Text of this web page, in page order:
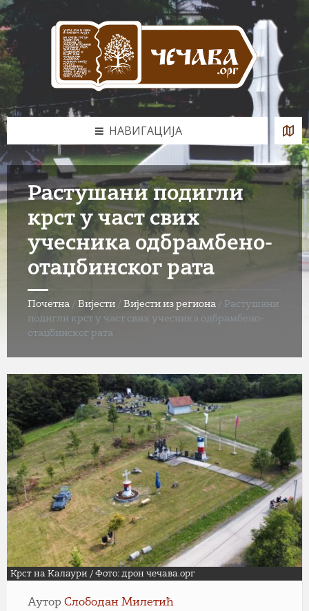
Skip
to
content
Skip
to
left
sidebar
Skip
to
footer
НАВИГАЦИЈА
Растушани подигли
крст у част свих
учесника одбрамбено-
отаџбинског рата
Почетна / Вијести / Вијести из региона / Растушани
подигли крст у част свих учесника одбрамбено-
отаџбинског рата
Крст на Калаури / Фото: дрон чечава.орг
Аутор Слободан Милетић